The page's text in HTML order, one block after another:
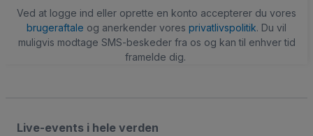
Ved at logge ind eller oprette en konto accepterer du vores
brugeraftale og anerkender vores privatlivspolitik. Du vil
muligvis modtage SMS-beskeder fra os og kan til enhver tid
framelde dig.
Live-events i hele verden